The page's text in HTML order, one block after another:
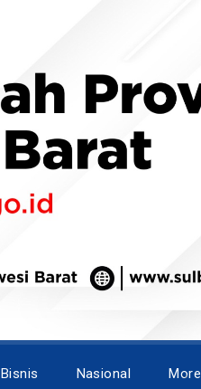
Bisnis Nasional More